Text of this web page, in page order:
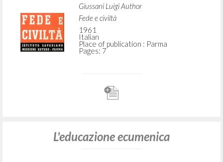
Giussani Luigi Author
Fede e civiltà
1961
Italian
Place of publication : Parma
Pages: 7
L'educazione ecumenica